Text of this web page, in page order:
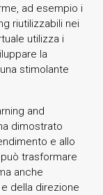
ad esempio i
riutilizzabili nei
utilizza i
la
stimolante
and
dimostrato
e allo
trasformare
anche
della direzione